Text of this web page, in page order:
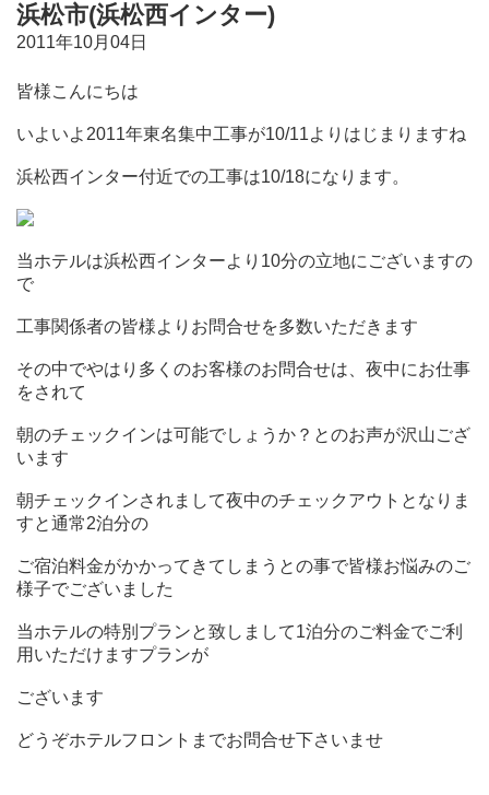
浜松市(浜松西インター)
2011年10月04日
皆様こんにちは
いよいよ2011年東名集中工事が10/11よりはじまりますね
浜松西インター付近での工事は10/18になります。
当ホテルは浜松西インターより10分の立地にございますの
で
工事関係者の皆様よりお問合せを多数いただきます
その中でやはり多くのお客様のお問合せは、夜中にお仕事
をされて
朝のチェックインは可能でしょうか？とのお声が沢山ござ
います
朝チェックインされまして夜中のチェックアウトとなりま
すと通常2泊分の
ご宿泊料金がかかってきてしまうとの事で皆様お悩みのご
様子でございました
当ホテルの特別プランと致しまして1泊分のご料金でご利
用いただけますプランが
ございます
どうぞホテルフロントまでお問合せ下さいませ